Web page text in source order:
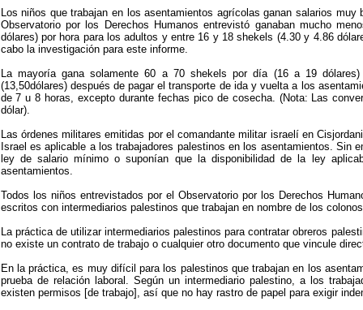
Los niños que trabajan en los asentamientos agrícolas ganan salarios
Observatorio por los Derechos Humanos entrevistó ganaban mucho
dólares) por hora para los adultos y entre 16 y 18 shekels (4.30 y 4.86
cabo la investigación para este informe.
La mayoría gana solamente 60 a 70 shekels por día (16 a 19
(13,50dólares) después de pagar el transporte de ida y vuelta a los
de 7 u 8 horas, excepto durante fechas pico de cosecha. (Nota: Las
dólar).
Las órdenes militares emitidas por el comandante militar israelí en
Israel es aplicable a los trabajadores palestinos en los asentamientos. Sin
ley de salario mínimo o suponían que la disponibilidad de la ley
asentamientos.
Todos los niños entrevistados por el Observatorio por los Derechos
escritos con intermediarios palestinos que trabajan en nombre de los
La práctica de utilizar intermediarios palestinos para contratar obreros
no existe un contrato de trabajo o cualquier otro documento que vincule
En la práctica, es muy difícil para los palestinos que trabajan en los
prueba de relación laboral. Según un intermediario palestino, a los
existen permisos [de trabajo], así que no hay rastro de papel para exigir